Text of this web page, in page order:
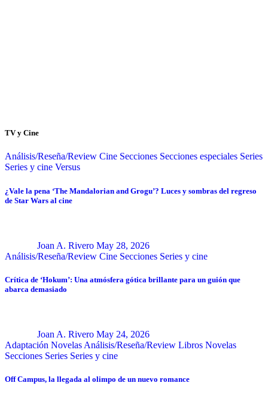
TV y Cine
Análisis/Reseña/Review Cine Secciones Secciones especiales Series
Series y cine Versus
¿Vale la pena ‘The Mandalorian and Grogu’? Luces y sombras del regreso
de Star Wars al cine
Joan A. Rivero May 28, 2026
Análisis/Reseña/Review Cine Secciones Series y cine
Crítica de ‘Hokum’: Una atmósfera gótica brillante para un guión que
abarca demasiado
Joan A. Rivero May 24, 2026
Adaptación Novelas Análisis/Reseña/Review Libros Novelas
Secciones Series Series y cine
Off Campus, la llegada al olimpo de un nuevo romance